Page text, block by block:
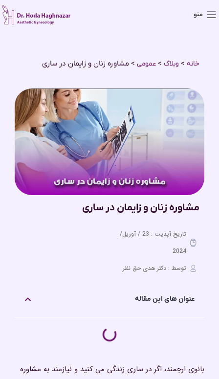
منو
خانه > وبلاگ > عمومی > مشاوره زنان و زایمان در ساری
مشاوره زنان و زایمان در ساری
تاریخ آپدیت : 23 / آوریل/
2024
توسط : دکتر هدی حق نظر
عنوان های این مقاله
بانوی ارجمند، اگر در ساری زندگی می کنید و نیازمند به مشاوره